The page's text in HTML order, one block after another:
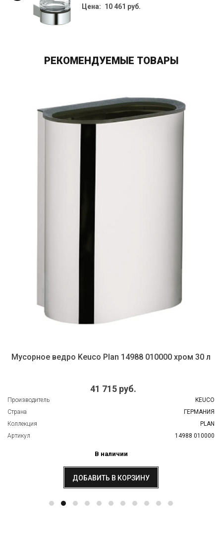
Цена: 10 461 руб.
РЕКОМЕНДУЕМЫЕ ТОВАРЫ
Мусорное ведро Keuco Plan 14988 010000 хром 30 л
41 715 руб.
Производитель
KEUCO
Страна
ГЕРМАНИЯ
Коллекция
PLAN
Артикул
14988 010000
В наличии
ДОБАВИТЬ В КОРЗИНУ